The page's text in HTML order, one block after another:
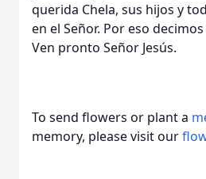
querida Chela, sus hijos y
en el Señor. Por eso
Ven pronto Señor Jesús.
To send flowers or plant a
memory, please visit our